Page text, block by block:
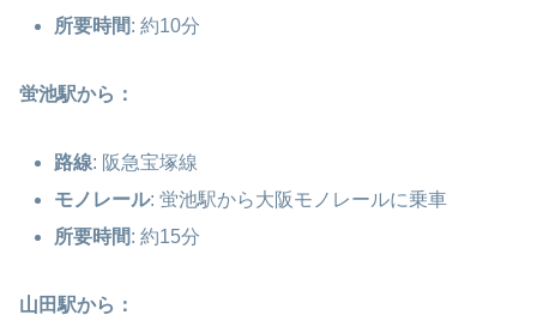
所要時間: 約10分
蛍池駅から：
路線: 阪急宝塚線
モノレール: 蛍池駅から大阪モノレールに乗車
所要時間: 約15分
山田駅から：